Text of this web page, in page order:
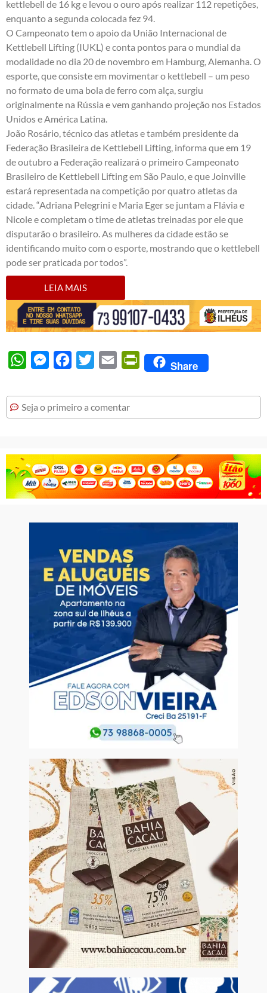
kettlebell de 16 kg e levou o ouro após realizar 112 repetições,
enquanto a segunda colocada fez 94.
O Campeonato tem o apoio da União Internacional de
Kettlebell Lifting (IUKL) e conta pontos para o mundial da
modalidade no dia 20 de novembro em Hamburg, Alemanha. O
esporte, que consiste em movimentar o kettlebell – um peso
no formato de uma bola de ferro com alça, surgiu
originalmente na Rússia e vem ganhando projeção nos Estados
Unidos e América Latina.
João Rosário, técnico das atletas e também presidente da
Federação Brasileira de Kettlebell Lifting, informa que em 19
de outubro a Federação realizará o primeiro Campeonato
Brasileiro de Kettlebell Lifting em São Paulo, e que Joinville
estará representada na competição por quatro atletas da
cidade. “Adriana Pelegrini e Maria Eger se juntam a Flávia e
Nicole e completam o time de atletas treinadas por ele que
disputarão o brasileiro. As mulheres da cidade estão se
identificando muito com o esporte, mostrando que o kettlebell
pode ser praticada por todos”.
LEIA MAIS
WhatsAppMessengerFacebook
Twitter Email PrintFriendly
Share
Seja o primeiro a comentar